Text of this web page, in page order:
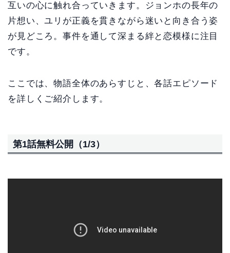
互いの心に触れ合っていきます。ジョンホの長年の
片想い、ユリが正義を貫きながら迷いと向き合う姿
が見どころ。事件を通して深まる絆と恋模様に注目
です。
ここでは、物語全体のあらすじと、各話エピソード
を詳しくご紹介します。
第1話無料公開（1/3）